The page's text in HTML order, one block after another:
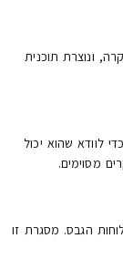
ונוצרת תוכנית
לוודא שהוא יכול
מסוימים.
הגבס. מסגרת זו